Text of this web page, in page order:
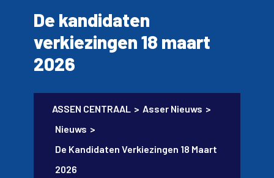
De kandidaten
verkiezingen 18 maart
2026
ASSEN CENTRAAL > Asser Nieuws >
Nieuws >
De Kandidaten Verkiezingen 18 Maart
2026